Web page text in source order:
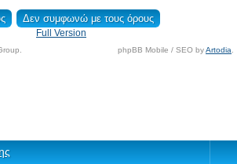
Full Version
phpBB Mobile / SEO byArtodia